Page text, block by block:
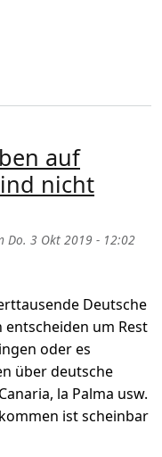
leben auf
auf
nicht
Do. 3 Okt 2019 - 12:02
Deutsche
entscheiden um Rest
oder es
über deutsche
la Palma usw.
ist scheinbar